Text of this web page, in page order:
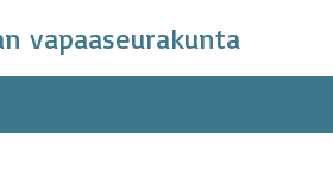
vapaaseurakunta